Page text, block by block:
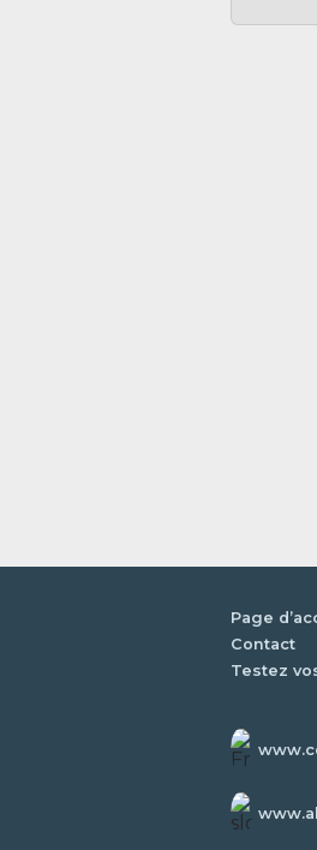
Page
Contact
Testez